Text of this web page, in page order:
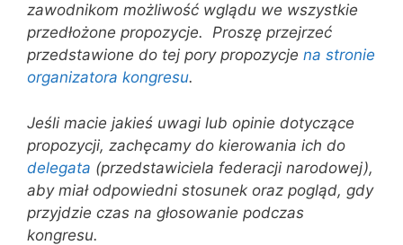
zawodnikom możliwość wglądu we wszystkie
przedłożone propozycje. Proszę przejrzeć
przedstawione do tej pory propozycje na stronie
organizatora kongresu.
Jeśli macie jakieś uwagi lub opinie dotyczące
propozycji, zachęcamy do kierowania ich do
delegata (przedstawiciela federacji narodowej),
aby miał odpowiedni stosunek oraz pogląd, gdy
przyjdzie czas na głosowanie podczas
kongresu.